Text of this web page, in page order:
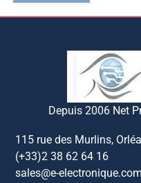
Depuis 2006 Net
115 rue des Murlins,
(+33)2 38 62 64 16
sales@e-electronique.com